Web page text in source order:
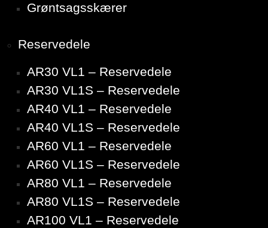
Grøntsagsskærer
Reservedele
AR30 VL1 – Reservedele
AR30 VL1S – Reservedele
AR40 VL1 – Reservedele
AR40 VL1S – Reservedele
AR60 VL1 – Reservedele
AR60 VL1S – Reservedele
AR80 VL1 – Reservedele
AR80 VL1S – Reservedele
AR100 VL1 – Reservedele